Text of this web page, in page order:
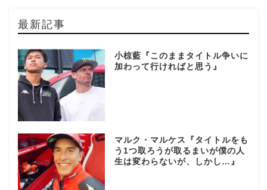
最新記事
小椋藍『このままタイトル争いに
加わって行ければと思う』
マルク・マルケス『タイトルをも
う1つ取ろうが取るまいが僕の人
生は変わらないが、しかし…』